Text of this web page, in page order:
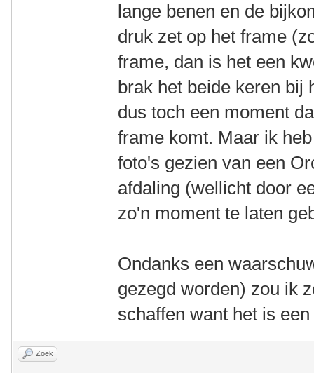
lange benen en de
druk zet op het frame
frame, dan is het een
brak het beide keren bij
dus toch een moment
frame komt. Maar ik
foto's gezien van een
afdaling (wellicht door
zo'n moment te laten
Ondanks een
gezegd worden) zou ik
schaffen want het is
Zoek